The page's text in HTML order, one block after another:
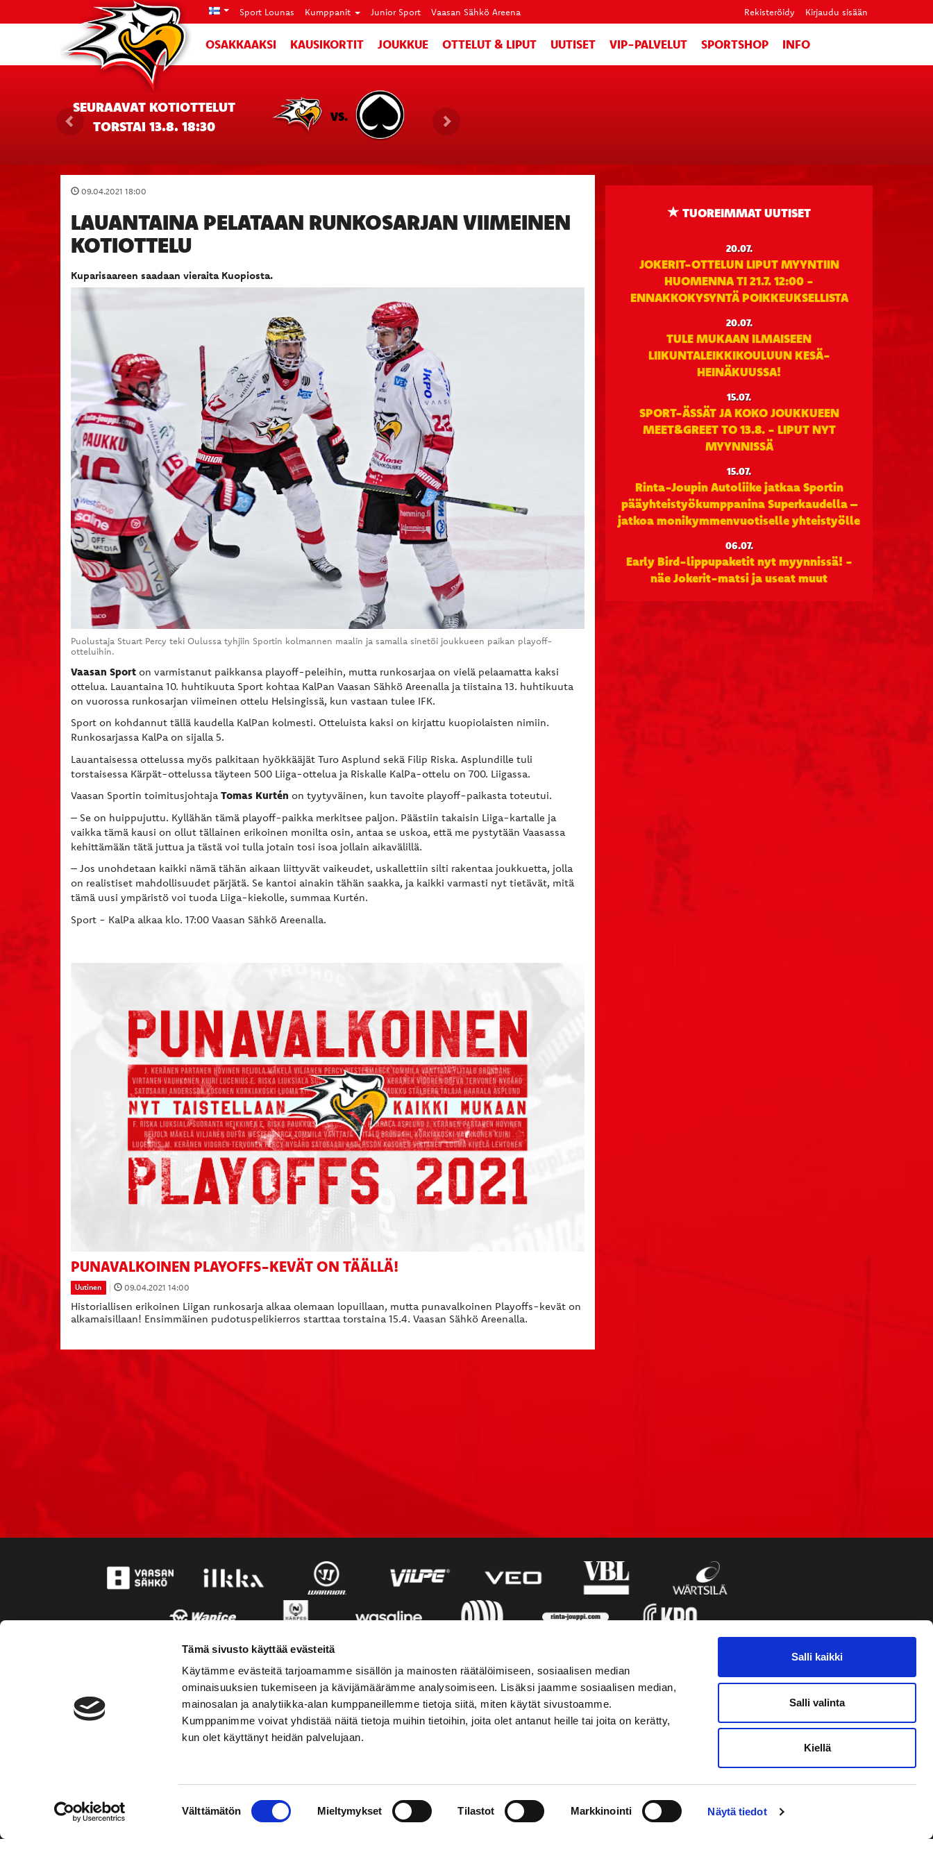
Tämä sivusto käyttää evästeitä
Käytämme evästeitä tarjoamamme sisällön ja mainosten räätälöimiseen, sosiaalisen median
ominaisuuksien tukemiseen ja kävijämäärämme analysoimiseen. Lisäksi jaamme sosiaalisen median,
mainosalan ja analytiikka-alan kumppaneillemme tietoja siitä, miten käytät sivustoamme.
Kumppanimme voivat yhdistää näitä tietoja muihin tietoihin, joita olet antanut heille tai joita on kerätty,
kun olet käyttänyt heidän palvelujaan.
Välttämätön Mieltymykset Tilastot Markkinointi Näytä tiedot
Salli kaikki
Salli valinta
Kiellä
Sport Lounas Kumppanit Junior Sport Vaasan Sähkö Areena Rekisteröidy Kirjaudu sisään
OSAKKAAKSI KAUSIKORTIT JOUKKUE OTTELUT & LIPUT UUTISET VIP-PALVELUT SPORTSHOP INFO
SEURAAVAT KOTIOTTELUT
TORSTAI 13.8. 18:30
VS.
09.04.2021 18:00
LAUANTAINA PELATAAN RUNKOSARJAN VIIMEINEN
KOTIOTTELU
Kuparisaareen saadaan vieraita Kuopiosta.
Puolustaja Stuart Percy teki Oulussa tyhjiin Sportin kolmannen maalin ja samalla sinetöi joukkueen paikan playoff-
otteluihin.
Vaasan Sport on varmistanut paikkansa playoff-peleihin, mutta runkosarjaa on vielä pelaamatta kaksi
ottelua. Lauantaina 10. huhtikuuta Sport kohtaa KalPan Vaasan Sähkö Areenalla ja tiistaina 13. huhtikuuta
on vuorossa runkosarjan viimeinen ottelu Helsingissä, kun vastaan tulee IFK.
Sport on kohdannut tällä kaudella KalPan kolmesti. Otteluista kaksi on kirjattu kuopiolaisten nimiin.
Runkosarjassa KalPa on sijalla 5.
Lauantaisessa ottelussa myös palkitaan hyökkääjät Turo Asplund sekä Filip Riska. Asplundille tuli
torstaisessa Kärpät-ottelussa täyteen 500 Liiga-ottelua ja Riskalle KalPa-ottelu on 700. Liigassa.
Vaasan Sportin toimitusjohtaja Tomas Kurtén on tyytyväinen, kun tavoite playoff-paikasta toteutui.
– Se on huippujuttu. Kyllähän tämä playoff-paikka merkitsee paljon. Päästiin takaisin Liiga-kartalle ja
vaikka tämä kausi on ollut tällainen erikoinen monilta osin, antaa se uskoa, että me pystytään Vaasassa
kehittämään tätä juttua ja tästä voi tulla jotain tosi isoa jollain aikavälillä.
– Jos unohdetaan kaikki nämä tähän aikaan liittyvät vaikeudet, uskallettiin silti rakentaa joukkuetta, jolla
on realistiset mahdollisuudet pärjätä. Se kantoi ainakin tähän saakka, ja kaikki varmasti nyt tietävät, mitä
tämä uusi ympäristö voi tuoda Liiga-kiekolle, summaa Kurtén.
Sport - KalPa alkaa klo. 17:00 Vaasan Sähkö Areenalla.
PUNAVALKOINEN PLAYOFFS-KEVÄT ON TÄÄLLÄ!
Uutinen | 09.04.2021 14:00
Historiallisen erikoinen Liigan runkosarja alkaa olemaan lopuillaan, mutta punavalkoinen Playoffs-kevät on
alkamaisillaan! Ensimmäinen pudotuspelikierros starttaa torstaina 15.4. Vaasan Sähkö Areenalla.
TUOREIMMAT UUTISET
20.07.
JOKERIT-OTTELUN LIPUT MYYNTIIN
HUOMENNA TI 21.7. 12:00 -
ENNAKKOKYSYNTÄ POIKKEUKSELLISTA
20.07.
TULE MUKAAN ILMAISEEN
LIIKUNTALEIKKIKOULUUN KESÄ-
HEINÄKUUSSA!
15.07.
SPORT-ÄSSÄT JA KOKO JOUKKUEEN
MEET&GREET TO 13.8. - LIPUT NYT
MYYNNISSÄ
15.07.
Rinta-Joupin Autoliike jatkaa Sportin
pääyhteistyökumppanina Superkaudella –
jatkoa monikymmenvuotiselle yhteistyölle
06.07.
Early Bird-lippupaketit nyt myynnissä! -
näe Jokerit-matsi ja useat muut
Hockey-Team Vaasan Sport Oy
YHTEYSTIEDOT
Puh: 02 01 555 600
sportshop@vaasansport.fi
SOSIAALINEN MEDIA
facebook
VAASAN SPORT UUTISKIRJE